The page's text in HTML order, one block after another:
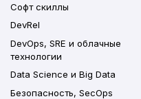
Софт скиллы
DevRel
DevOps, SRE и облачные
технологии
Data Science и Big Data
Безопасность, SecOps